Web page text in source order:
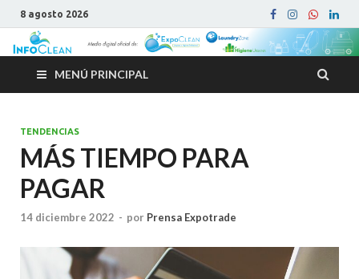
8 agosto 2026
MENÚ PRINCIPAL
TENDENCIAS
MÁS TIEMPO PARA
PAGAR
14 diciembre 2022 - por Prensa Expotrade